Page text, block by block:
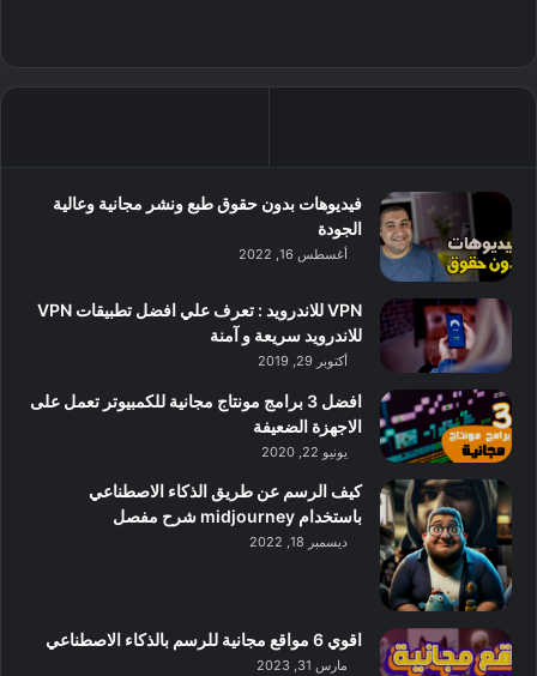
فيديوهات بدون حقوق طبع ونشر مجانية وعالية
الجودة
أغسطس 16, 2022
VPN للاندرويد : تعرف علي افضل تطبيقات VPN
للاندرويد سريعة و آمنة
أكتوبر 29, 2019
افضل 3 برامج مونتاج مجانية للكمبيوتر تعمل على
الاجهزة الضعيفة
يونيو 22, 2020
كيف الرسم عن طريق الذكاء الاصطناعي
باستخدام midjourney شرح مفصل
ديسمبر 18, 2022
اقوي 6 مواقع مجانية للرسم بالذكاء الاصطناعي
مارس 31, 2023